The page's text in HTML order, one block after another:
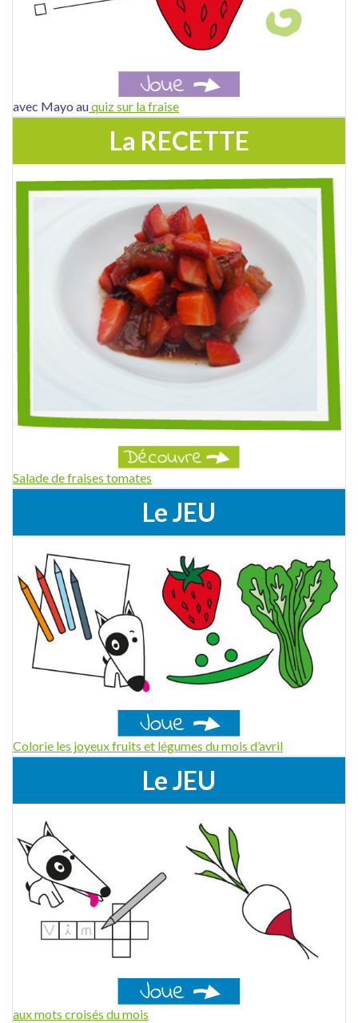
avec Mayo auquiz sur la fraise
La RECETTE
Salade de fraises tomates
Le JEU
Colorie les joyeux fruits et légumes du mois d’avril
Le JEU
aux mots croisés du mois